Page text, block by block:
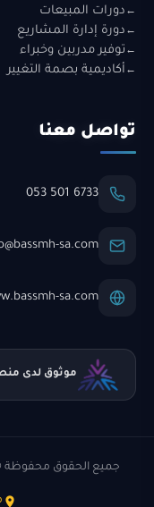
دورات المبيعات
دورة إدارة المشاريع
توفير مدربين وخبراء
أكاديمية بصمة التغيير
تواصل معنا
053 501 6733
sa.com
sa.com
موثوق لدى
جميع الحقوق محفوظة ©